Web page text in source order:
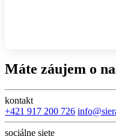
Máte záujem o
kontakt
+421 917 200 726
sociálne siete